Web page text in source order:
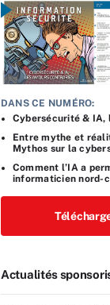
DANS CE NUMÉRO:
Cybersécurité & IA,
Entre mythe et
Mythos sur la
Comment l’IA a
informaticien nord-
Actualités